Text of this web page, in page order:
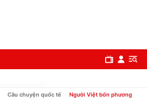
Câu chuyện quốc tế Người Việt bốn phương